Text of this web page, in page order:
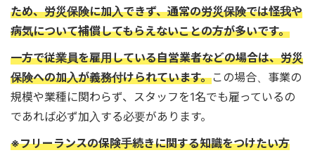
ため、労災保険に加入できず、通常の労災保険では怪我や
病気について補償してもらえないことの方が多いです。
一方で従業員を雇用している自営業者などの場合は、労災
保険への加入が義務付けられています。この場合、事業の
規模や業種に関わらず、スタッフを1名でも雇っているの
であれば必ず加入する必要があります。
※フリーランスの保険手続きに関する知識をつけたい方